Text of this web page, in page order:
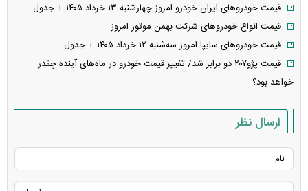
قیمت خودرو‌های ایران خودرو امروز چهارشنبه ۱۳ خرداد ۱۴۰۵ + جدول
قیمت انواع خودرو‌های شرکت بهمن موتور امروز
قیمت خودرو‌های سایپا امروز سه‌شنبه ۱۲ خرداد ۱۴۰۵ + جدول
قیمت پژو۲۰۷ دو برابر شد/ تغییر قیمت خودرو در ماه‌های آینده چقدر
خواهد بود؟
ارسال نظر